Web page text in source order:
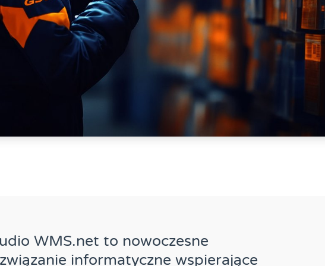
WMS.net to nowoczesne
informatyczne wspierające